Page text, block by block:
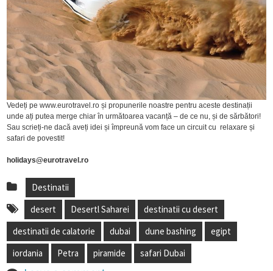
Vedeți pe www.eurotravel.ro și propunerile noastre pentru aceste destinații
unde ați putea merge chiar în următoarea vacanță – de ce nu, și de sărbători!
Sau scrieți-ne dacă aveți idei și împreună vom face un circuit cu relaxare și
safari de povestit!
holidays@eurotravel.ro
Destinatii
desert
Desertl Saharei
destinatii cu desert
destinatii de calatorie
dubai dune bashing
egipt
iordania
Petra piramide safari Dubai